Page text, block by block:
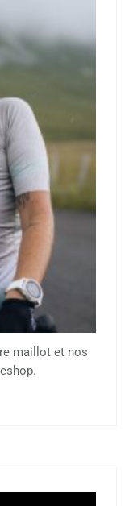
maillot et nos